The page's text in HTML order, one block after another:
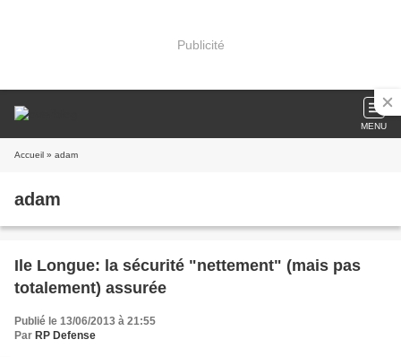
Publicité
MENU
Accueil » adam
adam
Ile Longue: la sécurité "nettement" (mais pas
totalement) assurée
Publié le 13/06/2013 à 21:55
Par RP Defense